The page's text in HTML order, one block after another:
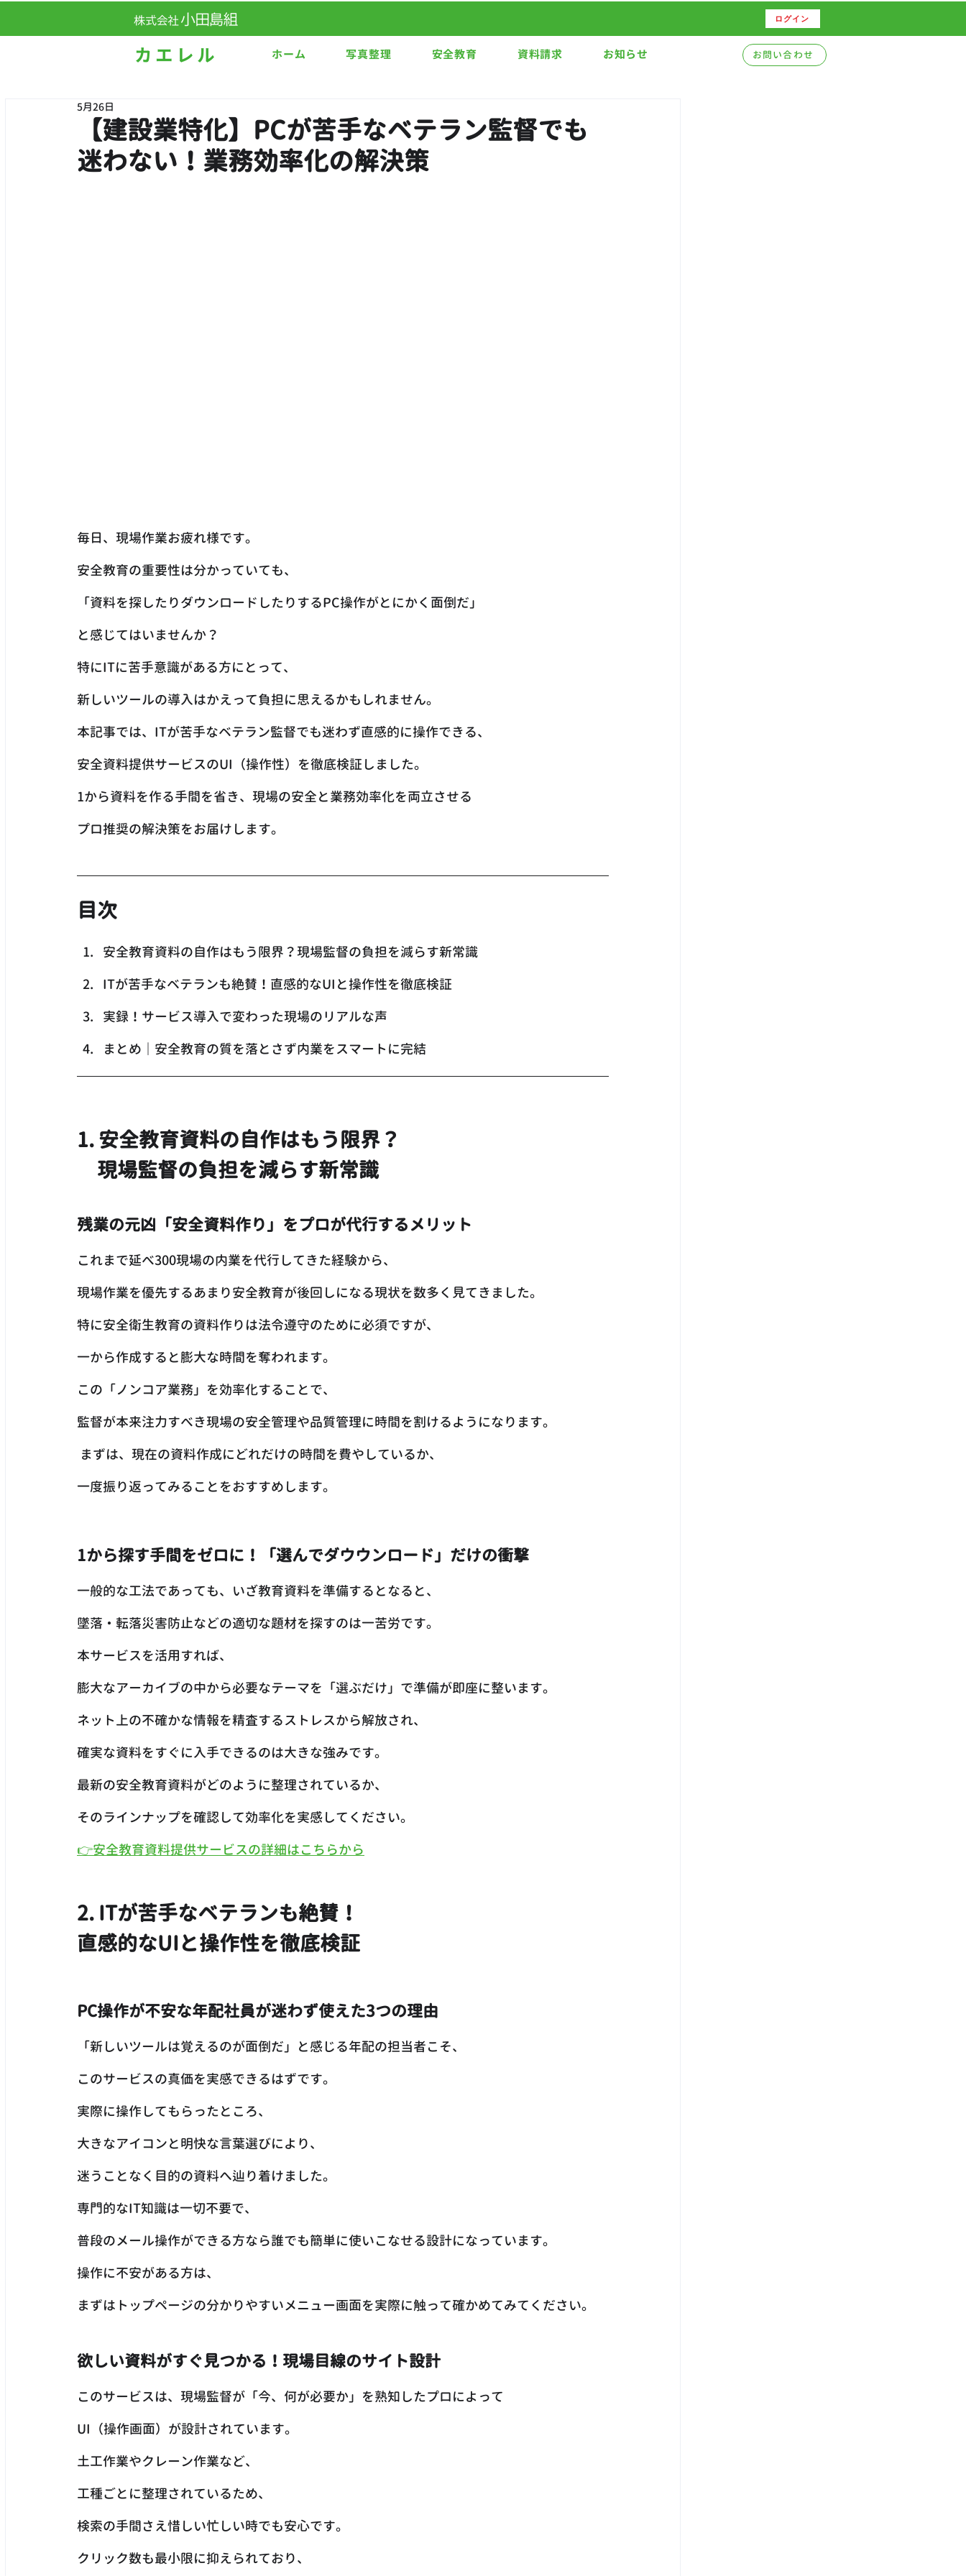
ログイン
ホーム 写真整理 安全教育 資料請求 お知らせ お問い合わせ
【建設業特化】PCが苦手なベテラン監督でも
迷わない！業務効率化の解決策
5月26日
毎日、現場作業お疲れ様です。
安全教育の重要性は分かっていても、
「資料を探したりダウンロードしたりするPC操作がとにかく面倒だ」
と感じてはいませんか？
特にITに苦手意識がある方にとって、
新しいツールの導入はかえって負担に思えるかもしれません。
本記事では、ITが苦手なベテラン監督でも迷わず直感的に操作できる、
安全資料提供サービスのUI（操作性）を徹底検証しました。
1から資料を作る手間を省き、現場の安全と業務効率化を両立させる
プロ推奨の解決策をお届けします。
目次
安全教育資料の自作はもう限界？現場監督の負担を減らす新常識
ITが苦手なベテランも絶賛！直感的なUIと操作性を徹底検証
実録！サービス導入で変わった現場のリアルな声
まとめ｜安全教育の質を落とさず内業をスマートに完結
1. 安全教育資料の自作はもう限界？
現場監督の負担を減らす新常識
残業の元凶「安全資料作り」をプロが代行するメリット
これまで延べ300現場の内業を代行してきた経験から、
現場作業を優先するあまり安全教育が後回しになる現状を数多く見てきました。
特に安全衛生教育の資料作りは法令遵守のために必須ですが、
一から作成すると膨大な時間を奪われます。
この「ノンコア業務」を効率化することで、
監督が本来注力すべき現場の安全管理や品質管理に時間を割けるようになります。
まずは、現在の資料作成にどれだけの時間を費やしているか、
一度振り返ってみることをおすすめします。
1から探す手間をゼロに！「選んでダウウンロード」だけの衝撃
一般的な工法であっても、いざ教育資料を準備するとなると、
墜落・転落災害防止などの適切な題材を探すのは一苦労です。
本サービスを活用すれば、
膨大なアーカイブの中から必要なテーマを「選ぶだけ」で準備が即座に整います。
ネット上の不確かな情報を精査するストレスから解放され、
確実な資料をすぐに入手できるのは大きな強みです。
最新の安全教育資料がどのように整理されているか、
そのラインナップを確認して効率化を実感してください。
👉安全教育資料提供サービスの詳細はこちらから
2. ITが苦手なベテランも絶賛！
直感的なUIと操作性を徹底検証
PC操作が不安な年配社員が迷わず使えた3つの理由
「新しいツールは覚えるのが面倒だ」と感じる年配の担当者こそ、
このサービスの真価を実感できるはずです。
実際に操作してもらったところ、
大きなアイコンと明快な言葉選びにより、
迷うことなく目的の資料へ辿り着けました。
専門的なIT知識は一切不要で、
普段のメール操作ができる方なら誰でも簡単に使いこなせる設計になっています。
操作に不安がある方は、
まずはトップページの分かりやすいメニュー画面を実際に触って確かめてみてください。
欲しい資料がすぐ見つかる！現場目線のサイト設計
このサービスは、現場監督が「今、何が必要か」を熟知したプロによって
UI（操作画面）が設計されています。
土工作業やクレーン作業など、
工種ごとに整理されているため、
検索の手間さえ惜しい忙しい時でも安心です。
クリック数も最小限に抑えられており、